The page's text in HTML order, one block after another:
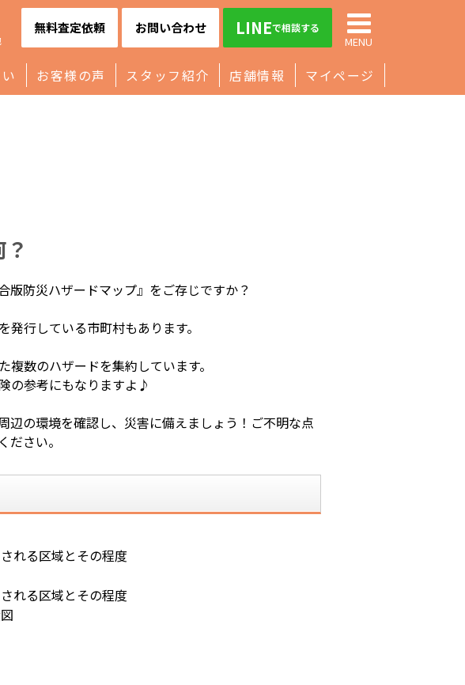
無料査定依頼 お問い合わせ LINEで相談する
MENU
お客様の声 スタッフ紹介 店舗情報 マイページ
合版防災ハザードマップ』をご存じですか？
行している市町村もあります。
数のハザードを集約しています。
の参考にもなりますよ♪
辺の環境を確認し、災害に備えましょう！ご不明な点
さい。
れる区域とその程度
れる区域とその程度